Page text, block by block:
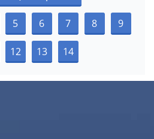
5 6 7 8 9
12 13 14